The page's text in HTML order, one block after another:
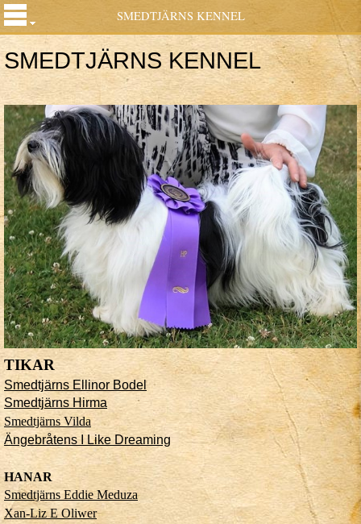
SMEDTJÄRNS KENNEL
SMEDTJÄRNS KENNEL
TIKAR
Smedtjärns Ellinor Bodel
Smedtjärns Hirma
Smedtjärns Vilda
Ängebråtens I Like Dreaming
HANAR
Smedtjärns Eddie Meduza
Xan-Liz E Oliwer